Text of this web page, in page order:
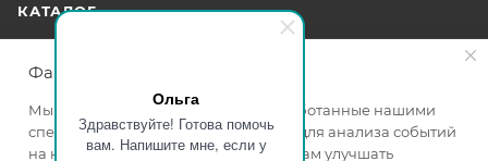
Ольга
Здравствуйте! Готова помочь
вам. Напишите мне, если у
КАТАЛОГ
АКЦИИ
УСЛУГИ
Файлы cookie
Мы используем файлы cookie, разработанные нашими
специалистами и третьими лицами, для анализа событий
на нашем веб-сайте, что позволяет нам улучшать